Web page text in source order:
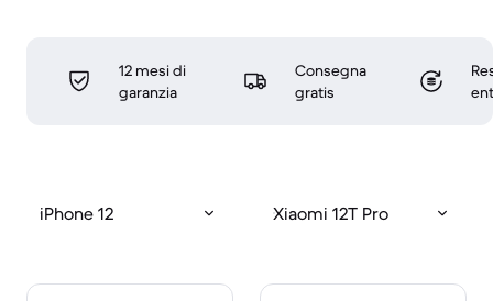
12 mesi di
garanzia
Consegna
gratis
iPhone 12 Xiaomi 12T Pro